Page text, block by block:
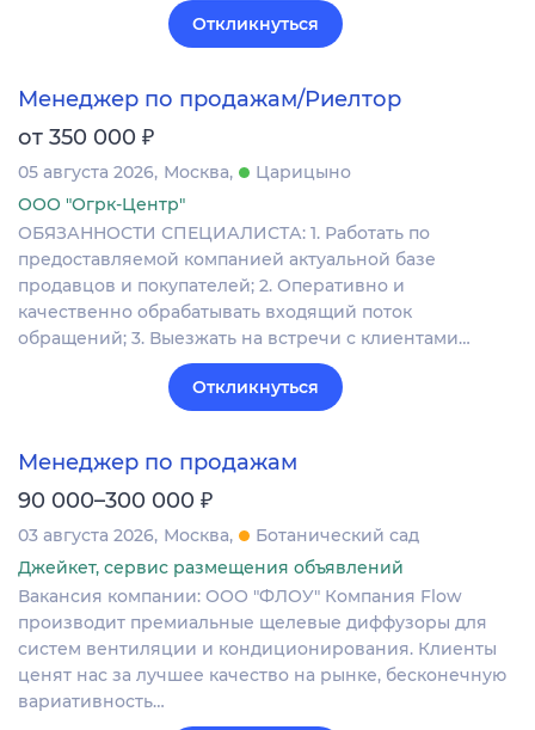
Откликнуться
Менеджер по продажам/Риелтор
от 350 000 ₽
05 августа 2026 Москва
Царицыно
ООО "Огрк-Центр"
ОБЯЗАННОСТИ СПЕЦИАЛИСТА: 1. Работать по
предоставляемой компанией актуальной базе
продавцов и покупателей; 2. Оперативно и
качественно обрабатывать входящий поток
обращений; 3. Выезжать на встречи с клиентами…
Откликнуться
Менеджер по продажам
90 000–300 000 ₽
03 августа 2026 Москва
Ботанический сад
Джейкет, сервис размещения объявлений
Вакансия компании: ООО "ФЛОУ" Компания Flow
производит премиальные щелевые диффузоры для
систем вентиляции и кондиционирования. Клиенты
ценят нас за лучшее качество на рынке, бесконечную
вариативность…